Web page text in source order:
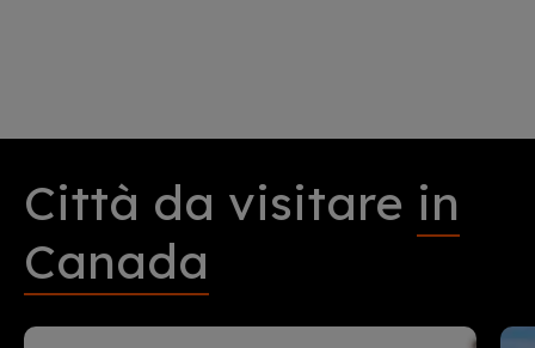
Città da visitare in
Canada